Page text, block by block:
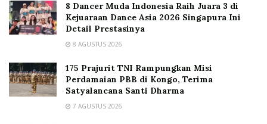
8 Dancer Muda Indonesia Raih Juara 3 di
Kejuaraan Dance Asia 2026 Singapura Ini
Detail Prestasinya
8 AGUSTUS 2026
175 Prajurit TNI Rampungkan Misi
Perdamaian PBB di Kongo, Terima
Satyalancana Santi Dharma
7 AGUSTUS 2026